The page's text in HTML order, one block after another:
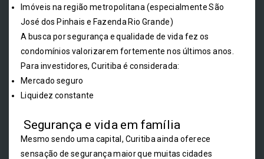
Imóveis na região metropolitana (especialmente São
José dos Pinhais e Fazenda Rio Grande)
A busca por segurança e qualidade de vida fez os
condomínios valorizarem fortemente nos últimos anos.
Para investidores, Curitiba é considerada:
Mercado seguro
Liquidez constante
Segurança e vida em família
Mesmo sendo uma capital, Curitiba ainda oferece
sensação de segurança maior que muitas cidades